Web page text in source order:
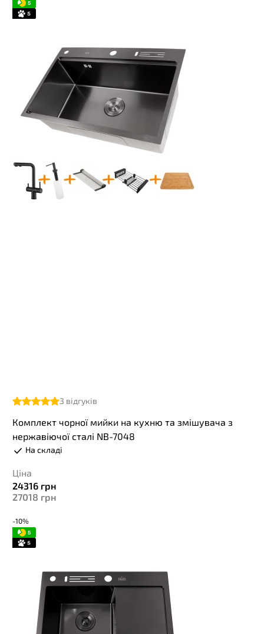
3 відгуків
Комплект чорної мийки на кухню та змішувача з
нержавіючої сталі NB-7048
На складі
Ціна
24316 грн
27018 грн
-10%